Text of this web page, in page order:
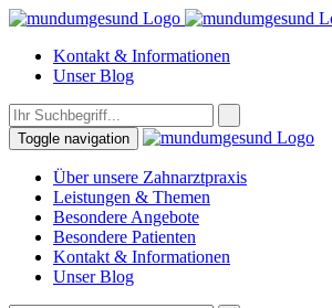
Kontakt & Informationen
Unser Blog
Toggle navigation
Über unsere Zahnarztpraxis
Leistungen & Themen
Besondere Angebote
Besondere Patienten
Kontakt & Informationen
Unser Blog